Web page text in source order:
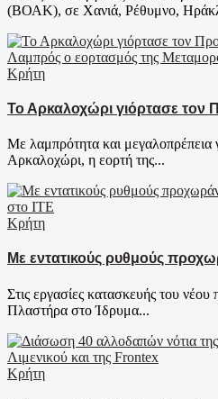
(ΒΟΑΚ), σε Χανιά, Ρέθυμνο,
Κρήτη
Το Αρκαλοχώρι γιόρτασε τον
Με λαμπρότητα και μεγαλοπρέπεια
Αρκαλοχώρι, η εορτή της...
Κρήτη
Με εντατικούς ρυθμούς
Στις εργασίες κατασκευής του
Πλαστήρα στο Ίδρυμα...
Κρήτη